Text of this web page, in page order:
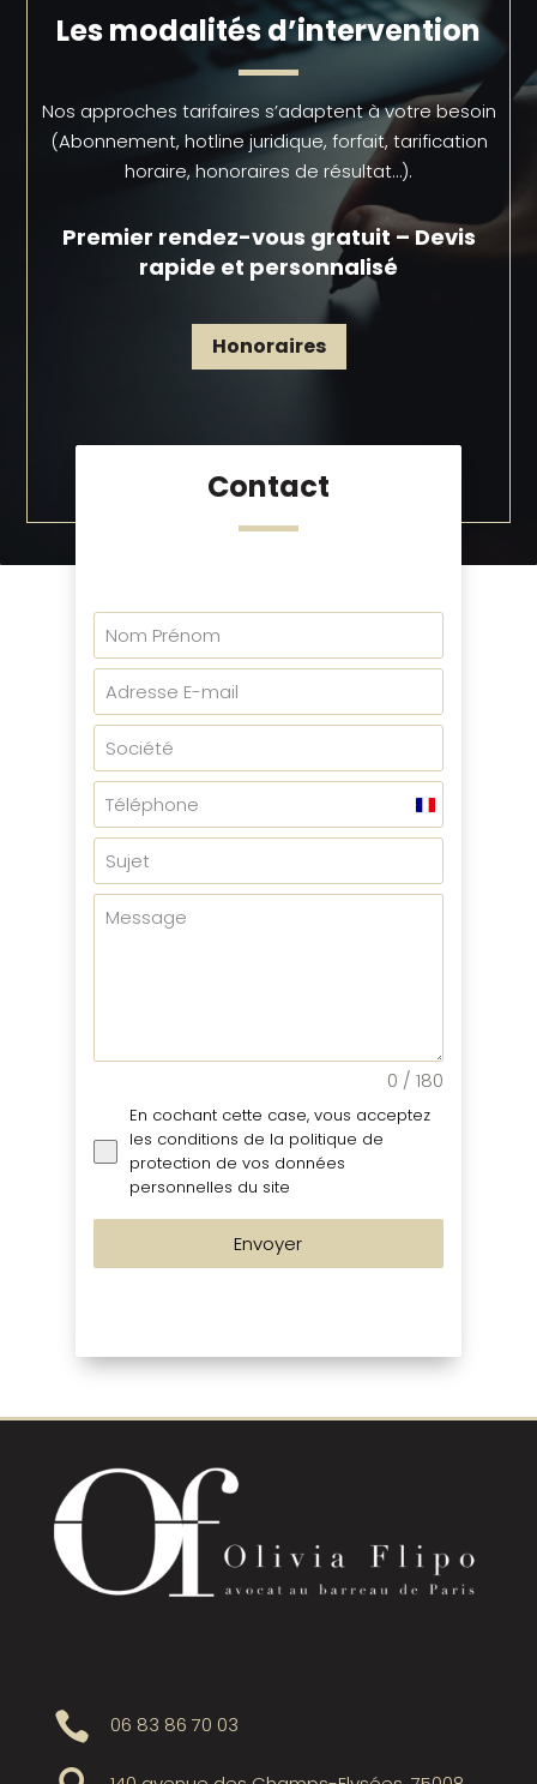
Les modalités d’intervention
Nos approches tarifaires s’adaptent à votre besoin
(Abonnement, hotline juridique, forfait, tarification
horaire, honoraires de résultat…).
Premier rendez-vous gratuit – Devis
rapide et personnalisé
Honoraires
Contact
F
r
n
0 / 180
En cochant cette case, vous acceptez
les conditions de la politique de
protection de vos données
personnelles du site
Envoyer
 06 83 86 70 03